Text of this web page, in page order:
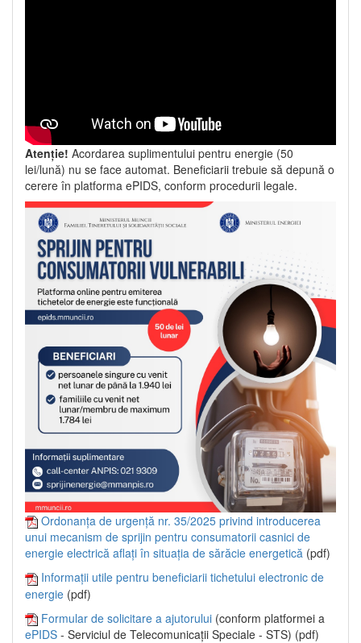
Atenție! Acordarea suplimentului pentru energie (50
lei/lună) nu se face automat. Beneficiarii trebuie să depună o
cerere în platforma ePIDS, conform procedurii legale.
Ordonanța de urgență nr. 35/2025 privind introducerea
unui mecanism de sprijin pentru consumatorii casnici de
energie electrică aflați în situația de sărăcie energetică (pdf)
Informații utile pentru beneficiarii tichetului electronic de
energie (pdf)
Formular de solicitare a ajutorului (conform platformei a
ePIDS - Serviciul de Telecomunicații Speciale - STS) (pdf)